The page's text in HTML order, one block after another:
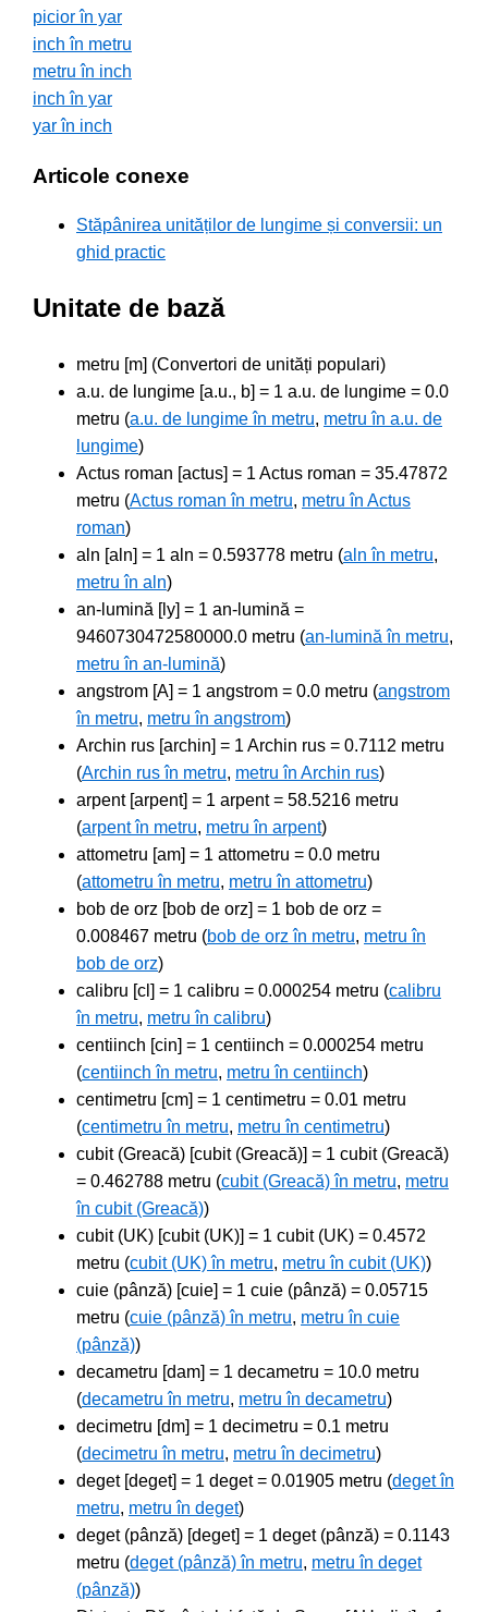
picior în yar
inch în metru
metru în inch
inch în yar
yar în inch
Articole conexe
Stăpânirea unităților de lungime și conversii: un
ghid practic
Unitate de bază
metru [m] (Convertori de unități populari)
a.u. de lungime [a.u., b] = 1 a.u. de lungime = 0.0
metru (a.u. de lungime în metru, metru în a.u. de
lungime)
Actus roman [actus] = 1 Actus roman = 35.47872
metru (Actus roman în metru, metru în Actus
roman)
aln [aln] = 1 aln = 0.593778 metru (aln în metru,
metru în aln)
an-lumină [ly] = 1 an-lumină =
9460730472580000.0 metru (an-lumină în metru,
metru în an-lumină)
angstrom [A] = 1 angstrom = 0.0 metru (angstrom
în metru, metru în angstrom)
Archin rus [archin] = 1 Archin rus = 0.7112 metru
(Archin rus în metru, metru în Archin rus)
arpent [arpent] = 1 arpent = 58.5216 metru
(arpent în metru, metru în arpent)
attometru [am] = 1 attometru = 0.0 metru
(attometru în metru, metru în attometru)
bob de orz [bob de orz] = 1 bob de orz =
0.008467 metru (bob de orz în metru, metru în
bob de orz)
calibru [cl] = 1 calibru = 0.000254 metru (calibru
în metru, metru în calibru)
centiinch [cin] = 1 centiinch = 0.000254 metru
(centiinch în metru, metru în centiinch)
centimetru [cm] = 1 centimetru = 0.01 metru
(centimetru în metru, metru în centimetru)
cubit (Greacă) [cubit (Greacă)] = 1 cubit (Greacă)
= 0.462788 metru (cubit (Greacă) în metru, metru
în cubit (Greacă))
cubit (UK) [cubit (UK)] = 1 cubit (UK) = 0.4572
metru (cubit (UK) în metru, metru în cubit (UK))
cuie (pânză) [cuie] = 1 cuie (pânză) = 0.05715
metru (cuie (pânză) în metru, metru în cuie
(pânză))
decametru [dam] = 1 decametru = 10.0 metru
(decametru în metru, metru în decametru)
decimetru [dm] = 1 decimetru = 0.1 metru
(decimetru în metru, metru în decimetru)
deget [deget] = 1 deget = 0.01905 metru (deget în
metru, metru în deget)
deget (pânză) [deget] = 1 deget (pânză) = 0.1143
metru (deget (pânză) în metru, metru în deget
(pânză))